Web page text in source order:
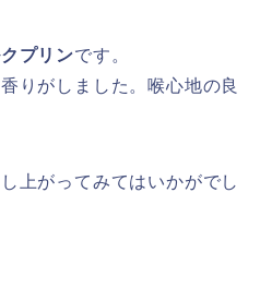
プリンです。
りがしました。喉心地の良
上がってみてはいかがでし